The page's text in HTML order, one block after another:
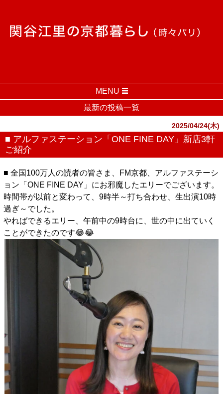
MENU
最新の投稿一覧
2025/04/24(木)
■ アルファステーション「ONE FINE DAY」新店3軒
ご紹介
■ 全国100万人の読者の皆さま、FM京都、アルファステーシ
ョン「ONE FINE DAY」にお邪魔したエリーでございます。
時間帯が以前と変わって、9時半～打ち合わせ、生出演10時
過ぎ～でした。
やればできるエリー、午前中の9時台に、世の中に出ていく
ことができたのです😂😂